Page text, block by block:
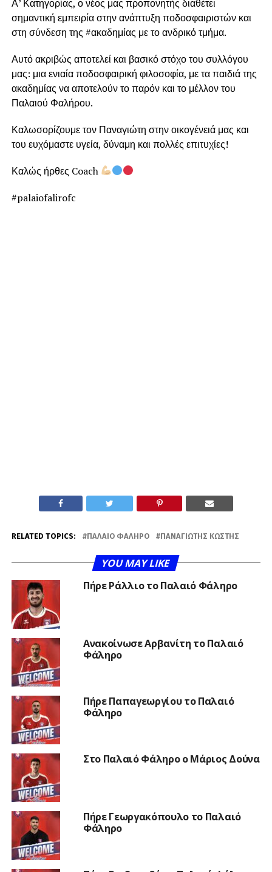
Α’ Κατηγορίας, ο νέος μας προπονητής διαθέτει
σημαντική εμπειρία στην ανάπτυξη ποδοσφαιριστών και
στη σύνδεση της #ακαδημίας με το ανδρικό τμήμα.
Αυτό ακριβώς αποτελεί και βασικό στόχο του συλλόγου
μας: μια ενιαία ποδοσφαιρική φιλοσοφία, με τα παιδιά της
ακαδημίας να αποτελούν το παρόν και το μέλλον του
Παλαιού Φαλήρου.
Καλωσορίζουμε τον Παναγιώτη στην οικογένειά μας και
του ευχόμαστε υγεία, δύναμη και πολλές επιτυχίες!
Καλώς ήρθες Coach
#palaiofalirofc
RELATED TOPICS: ΠΑΛΑΙΌ ΦΆΛΗΡΟ ΠΑΝΑΓΙΏΤΗΣ ΚΩΣΤΉΣ
YOU MAY LIKE
Πήρε Ράλλιο το Παλαιό Φάληρο
Ανακοίνωσε Αρβανίτη το Παλαιό
Φάληρο
Πήρε Παπαγεωργίου το Παλαιό
Φάληρο
Στο Παλαιό Φάληρο ο Μάριος Δούνα
Πήρε Γεωργακόπουλο το Παλαιό
Φάληρο